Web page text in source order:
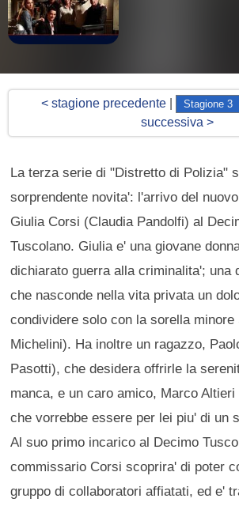
< stagione precedente
successiva >
La terza serie di "Distretto di Polizia"
sorprendente novita': l'arrivo del
Giulia Corsi (Claudia Pandolfi) al
Tuscolano. Giulia e' una giovane
dichiarato guerra alla criminalita'; una
che nasconde nella vita privata un
condividere solo con la sorella minore
Michelini). Ha inoltre un ragazzo,
Pasotti), che desidera offrirle la
manca, e un caro amico, Marco Altieri
che vorrebbe essere per lei piu' di un
Al suo primo incarico al Decimo
commissario Corsi scoprira' di poter
gruppo di collaboratori affiatati, ed e'